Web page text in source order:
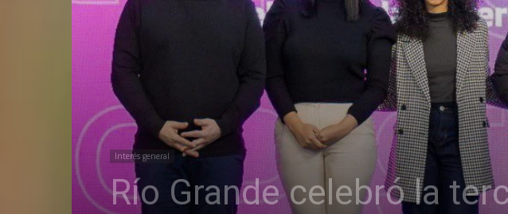
Interés general
Río Grande celebró la